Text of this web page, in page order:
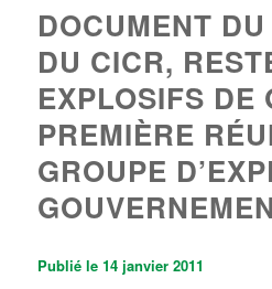
DOCUMENT
DU CICR,
EXPLOSIFS DE
PREMIÈRE
GROUPE
Publié le 14 janvier 2011